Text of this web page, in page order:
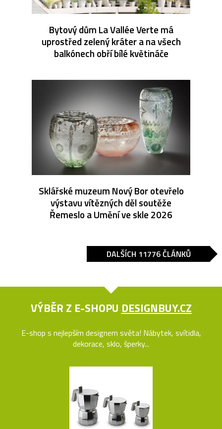
Bytový dům La Vallée Verte má
uprostřed zelený kráter a na všech
balkónech obří bílé květináče
Sklářské muzeum Nový Bor otevřelo
výstavu vítězných děl soutěže
Řemeslo a Umění ve skle 2026
DALŠÍCH 11776 ČLÁNKŮ
VÝBĚR Z E-SHOPU DESIGNBUY.CZ
E-shop s nejlepším designem světa! Nábytek, svítidla,
dekorace, sklo, šperky...